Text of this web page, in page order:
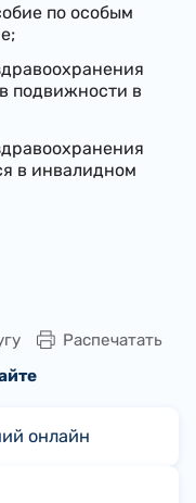
по особым
подвижности в
в инвалидном
Распечатать
онлайн